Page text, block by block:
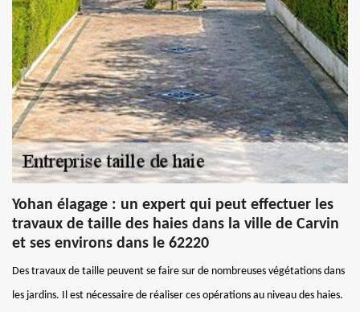
Yohan élagage : un expert qui peut effectuer les
travaux de taille des haies dans la ville de Carvin
et ses environs dans le 62220
Des travaux de taille peuvent se faire sur de nombreuses végétations dans
les jardins. Il est nécessaire de réaliser ces opérations au niveau des haies.